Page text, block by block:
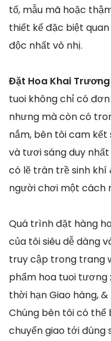
tố, mẫu mã hoặc
thiết kế đặc biệt
độc nhất vô nhị.
Đặt Hoa Khai
tuoi không chỉ có
nhưng mà còn có
nắm, bên tôi cam
và tươi sáng duy
có lẽ tràn trề sinh khí
người chơi một cách
Quá trình đặt hàng
của tôi siêu dễ dàng
truy cập trong trang
phẩm hoa tuoi tương
thời hạn Giao hàng,
Chúng bên tôi có thể
chuyển giao tới đúng